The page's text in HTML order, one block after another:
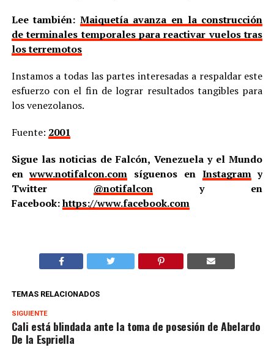
Lee también: Maiquetía avanza en la construcción
de terminales temporales para reactivar vuelos tras
los terremotos
Instamos a todas las partes interesadas a respaldar este
esfuerzo con el fin de lograr resultados tangibles para
los venezolanos.
Fuente: 2001
Sigue las noticias de Falcón, Venezuela y el Mundo
enwww.notifalcon.com síguenos en Instagramy
Twitter @notifalcony en
Facebook:https://www.facebook.com
TEMAS RELACIONADOS
SIGUIENTE
Cali está blindada ante la toma de posesión de Abelardo
De la Espriella